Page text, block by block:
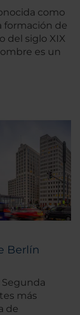
como
formación de
del siglo XIX
es un
Berlín
más
de